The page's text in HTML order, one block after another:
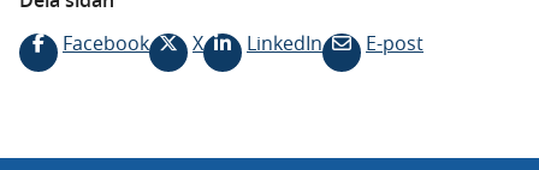
Facebook
X LinkedIn E-post